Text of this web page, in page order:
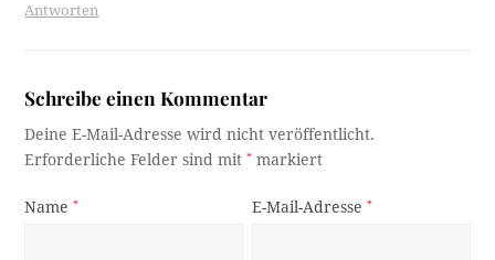
Antworten
Schreibe einen Kommentar
Deine E-Mail-Adresse wird nicht veröffentlicht.
Erforderliche Felder sind mit* markiert
Name* E-Mail-Adresse*